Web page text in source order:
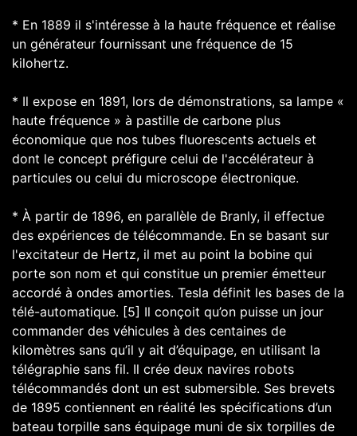
* En 1889 il s'intéresse à la haute fréquence et réalise
un générateur fournissant une fréquence de 15
kilohertz.
* Il expose en 1891, lors de démonstrations, sa lampe «
haute fréquence » à pastille de carbone plus
économique que nos tubes fluorescents actuels et
dont le concept préfigure celui de l'accélérateur à
particules ou celui du microscope électronique.
* À partir de 1896, en parallèle de Branly, il effectue
des expériences de télécommande. En se basant sur
l'excitateur de Hertz, il met au point la bobine qui
porte son nom et qui constitue un premier émetteur
accordé à ondes amorties. Tesla définit les bases de la
télé-automatique. [5] Il conçoit qu’on puisse un jour
commander des véhicules à des centaines de
kilomètres sans qu’il y ait d’équipage, en utilisant la
télégraphie sans fil. Il crée deux navires robots
télécommandés dont un est submersible. Ses brevets
de 1895 contiennent en réalité les spécifications d’un
bateau torpille sans équipage muni de six torpilles de